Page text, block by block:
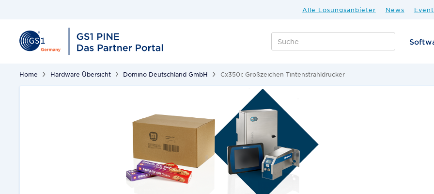
Alle Lösungsanbieter News
Home Hardware Übersicht Domino Deutschland GmbH Cx350i: Großzeichen Tintenstrahldrucker